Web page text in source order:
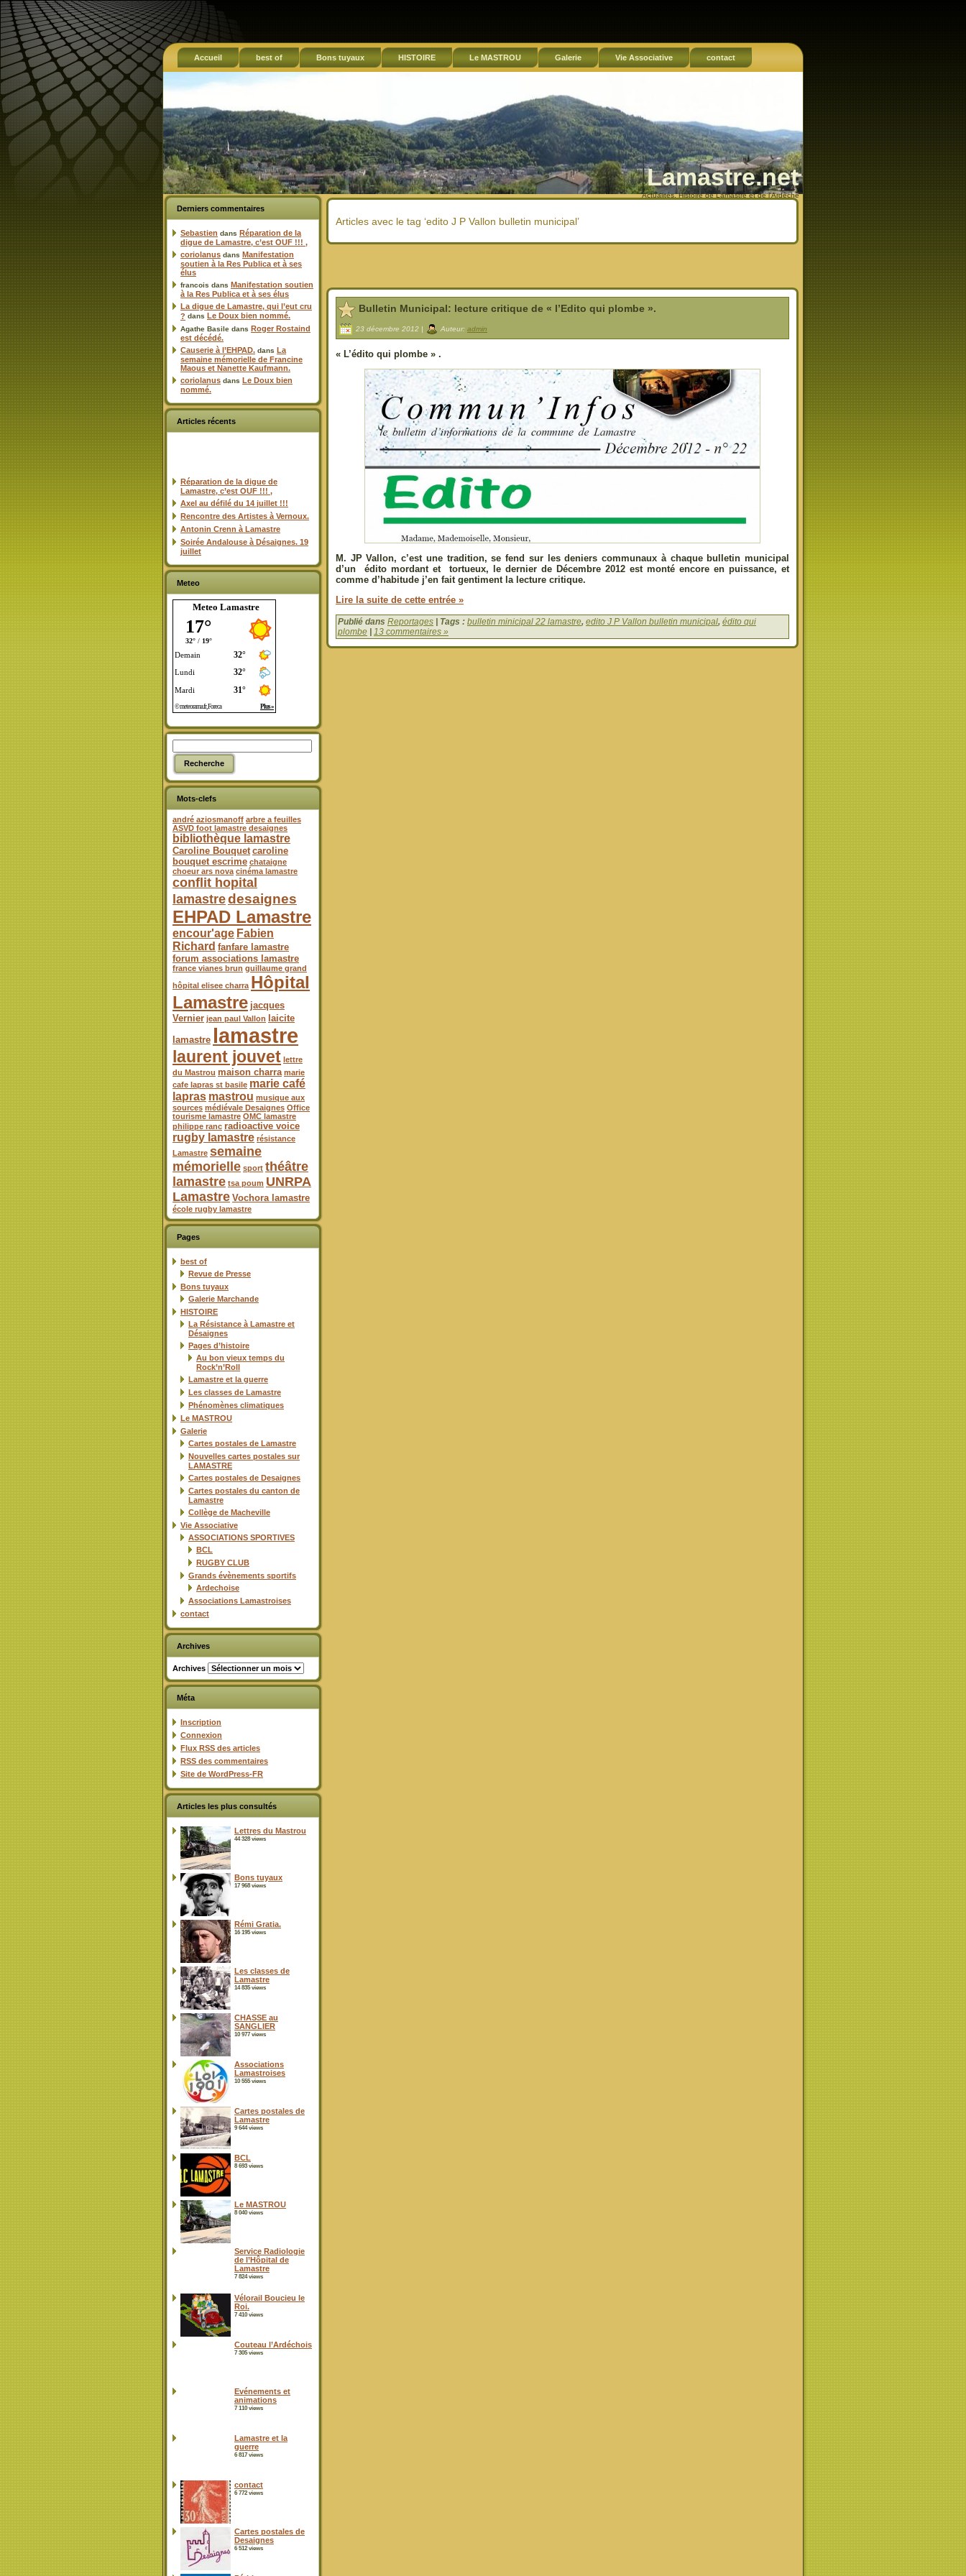
Accueil best of Bons tuyaux HISTOIRE Le MASTROU Galerie Vie Associative contact
Lamastre.net
Actualités, Histoire de Lamastre et de l'Ardèche
Derniers commentaires
Sebastien dans Réparation de la
digue de Lamastre, c’est OUF !!! ,
coriolanus dans Manifestation
soutien à la Res Publica et à ses
élus
francois dans Manifestation soutien
à la Res Publica et à ses élus
La digue de Lamastre, qui l’eut cru
? dans Le Doux bien nommé.
Agathe Basile dans Roger Rostaind
est décédé.
Causerie à l’EHPAD. dans La
semaine mémorielle de Francine
Maous et Nanette Kaufmann.
coriolanus dans Le Doux bien
nommé.
Articles récents
Réparation de la digue de
Lamastre, c’est OUF !!! ,
Axel au défilé du 14 juillet !!!
Rencontre des Artistes à Vernoux.
Antonin Crenn à Lamastre
Soirée Andalouse à Désaignes. 19
juillet
Meteo
Meteo Lamastre
Mots-clefs
andré aziosmanoff arbre a feuilles
ASVD foot lamastre desaignes
bibliothèque lamastre
Caroline Bouquet caroline
bouquet escrime chataigne
choeur ars nova cinéma lamastre
conflit hopital
lamastredesaignes
EHPAD Lamastre
encour'age Fabien
Richard fanfare lamastre
forum associations lamastre
france vianes brun guillaume grand
hôpital elisee charra Hôpital
Lamastre jacques
Vernier jean paul Vallon
laicite
lamastre lamastre
laurent jouvet lettre
du Mastrou maison charra marie
cafe lapras st basile marie café
lapras mastrou musique aux
sources médiévale Desaignes Office
tourisme lamastre OMC lamastre
philippe ranc radioactive voice
rugby lamastre résistance
Lamastre semaine
mémorielle sport théâtre
lamastre tsa poum UNRPA
Lamastre Vochora lamastre
école rugby lamastre
Pages
best of
Revue de Presse
Bons tuyaux
Galerie Marchande
HISTOIRE
La Résistance à Lamastre et
Désaignes
Pages d’histoire
Au bon vieux temps du
Rock’n’Roll
Lamastre et la guerre
Les classes de Lamastre
Phénomènes climatiques
Le MASTROU
Galerie
Cartes postales de Lamastre
Nouvelles cartes postales sur
LAMASTRE
Cartes postales de Desaignes
Cartes postales du canton de
Lamastre
Collège de Macheville
Vie Associative
ASSOCIATIONS SPORTIVES
BCL
RUGBY CLUB
Grands évènements sportifs
Ardechoise
Associations Lamastroises
contact
Archives
Archives
Méta
Inscription
Connexion
Flux RSS des articles
RSS des commentaires
Site de WordPress-FR
Articles les plus consultés
Lettres du Mastrou
44 328 views
Bons tuyaux
17 968 views
Rémi Gratia.
16 195 views
Les classes de
Lamastre
14 835 views
CHASSE au
SANGLIER
10 977 views
Associations
Lamastroises
10 555 views
Cartes postales de
Lamastre
9 644 views
BCL
8 693 views
Le MASTROU
8 040 views
Service Radiologie
de l’Hôpital de
Lamastre
7 824 views
Vélorail Boucieu le
Roi.
7 410 views
Couteau l’Ardéchois
7 305 views
Evénements et
animations
7 110 views
Lamastre et la
guerre
6 817 views
contact
6 772 views
Cartes postales de
Desaignes
6 512 views
Articles avec le tag ‘edito J P Vallon bulletin municipal’
Bulletin Municipal: lecture critique de « l’Edito qui plombe ».
23 décembre 2012 | Auteur: admin
« L’édito qui plombe » .
M. JP Vallon, c’est une tradition, se fend sur les deniers communaux à chaque bulletin municipal
d’un édito mordant et tortueux, le dernier de Décembre 2012 est monté encore en puissance, et
comme d’habitude j’en fait gentiment la lecture critique.
Lire la suite de cette entrée »
Publié dans Reportages | Tags : bulletin minicipal 22 lamastre, edito J P Vallon bulletin municipal, édito qui
plombe | 13 commentaires »